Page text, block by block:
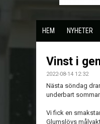
HEM NYHETER
Vinst i
2022-08-14 12:32
Nästa söndag
underbart
Vi fick en
Glumslövs